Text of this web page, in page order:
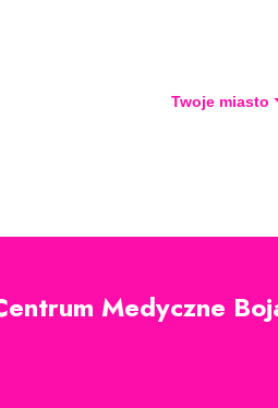
Twoje miasto
Medyczne